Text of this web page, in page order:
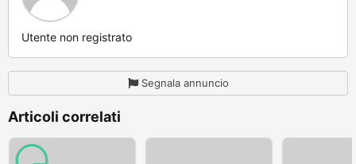
Utente non registrato
Segnala annuncio
Articoli correlati